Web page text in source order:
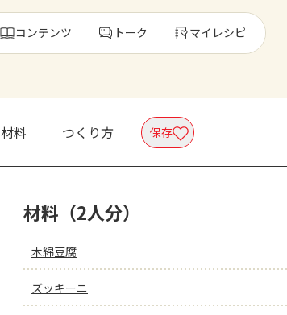
コンテンツ トーク マイレシピ
材料 つくり方 保存
材料（2人分）
木綿豆腐
ズッキーニ